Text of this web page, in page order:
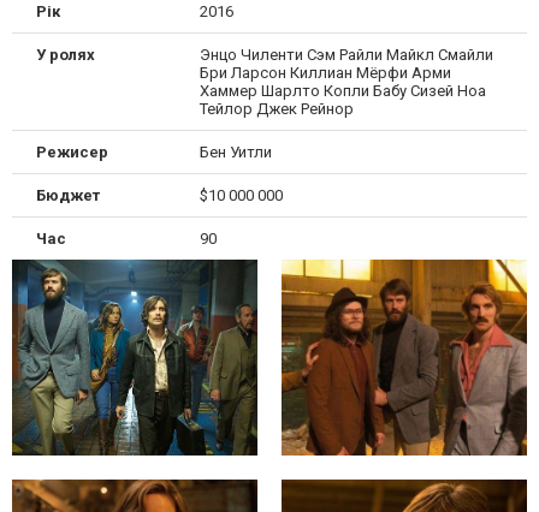
Рік 2016
У ролях
Энцо Чиленти Сэм Райли Майкл Смайли
Бри Ларсон Киллиан Мёрфи Арми
Хаммер Шарлто Копли Бабу Сизей Ноа
Тейлор Джек Рейнор
Режисер Бен Уитли
Бюджет $10 000 000
Час 90